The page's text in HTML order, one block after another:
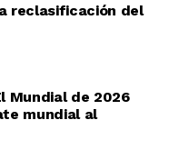
reclasificación del
Mundial de 2026
mundial al